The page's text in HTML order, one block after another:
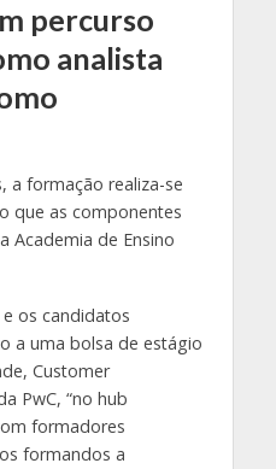
percurso
analista
a formação realiza-se
que as componentes
Academia de Ensino
os candidatos
a uma bolsa de estágio
Customer
PwC, “no hub
formadores
formandos a